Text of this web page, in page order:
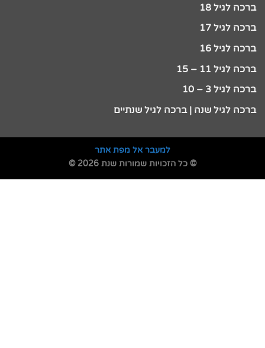
ברכה לגיל 18
ברכה לגיל 17
ברכה לגיל 16
ברכה לגיל 11 – 15
ברכה לגיל 3 – 10
ברכה לגיל שנה | ברכה לגיל שנתיים
למעבר אל מפת אתר
© כל הזכויות שמורות שנת 2026 ©